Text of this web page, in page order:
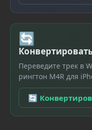
🔄
Переведите трек в
рингтон M4R для
🔄